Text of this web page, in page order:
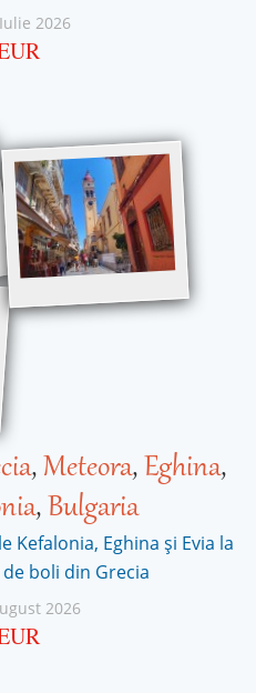
2026
,Meteora,Eghina,
,Bulgaria
Kefalonia, Eghina și Evia la
boli din Grecia
2026